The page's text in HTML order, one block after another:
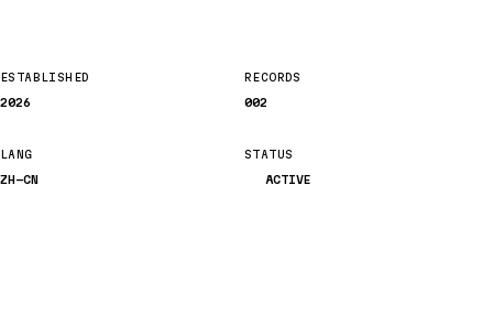
ESTABLISHED
2026
RECORDS
002
LANG
ZH-CN
STATUS
ACTIVE